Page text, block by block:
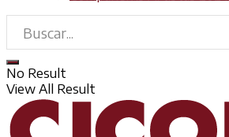
No Result
View All Result